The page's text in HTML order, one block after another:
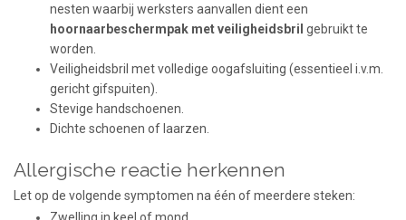
nesten waarbij werksters aanvallen dient een
hoornaarbeschermpak met veiligheidsbril gebruikt te
worden.
Veiligheidsbril met volledige oogafsluiting (essentieel i.v.m.
gericht gifspuiten).
Stevige handschoenen.
Dichte schoenen of laarzen.
Allergische reactie herkennen
Let op de volgende symptomen na één of meerdere steken: